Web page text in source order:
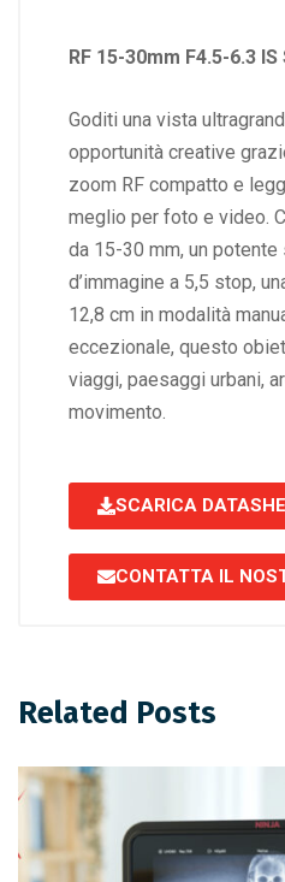
RF 15-30mm F4.5-6.3 IS
Goditi una vista
opportunità creative
zoom RF compatto e
meglio per foto e video.
da 15-30 mm, un
d’immagine a 5,5 stop,
12,8 cm in modalità
eccezionale, questo
viaggi, paesaggi urbani,
movimento.
SCARICA
CONTATTA IL
Related Posts